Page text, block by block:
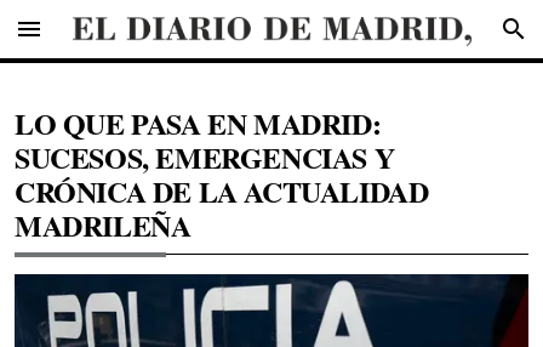
menu search
LO QUE PASA EN MADRID:
SUCESOS, EMERGENCIAS Y
CRÓNICA DE LA ACTUALIDAD
MADRILEÑA